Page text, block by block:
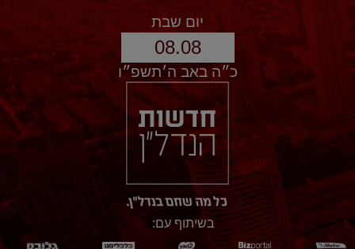
יום שבת
08.08
כ״ה באב ה׳תשפ״ו
בשיתוף עם: